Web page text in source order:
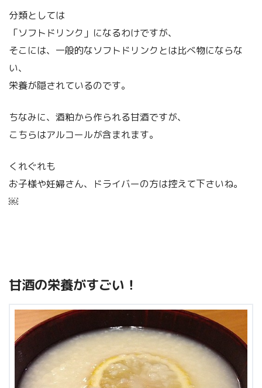
分類としては
「ソフトドリンク」になるわけですが、
そこには、一般的なソフトドリンクとは比べ物にならな
い、
栄養が隠されているのです。
ちなみに、酒粕から作られる甘酒ですが、
こちらはアルコールが含まれます。
くれぐれも
お子様や妊婦さん、ドライバーの方は控えて下さいね。
￼
甘酒の栄養がすごい！